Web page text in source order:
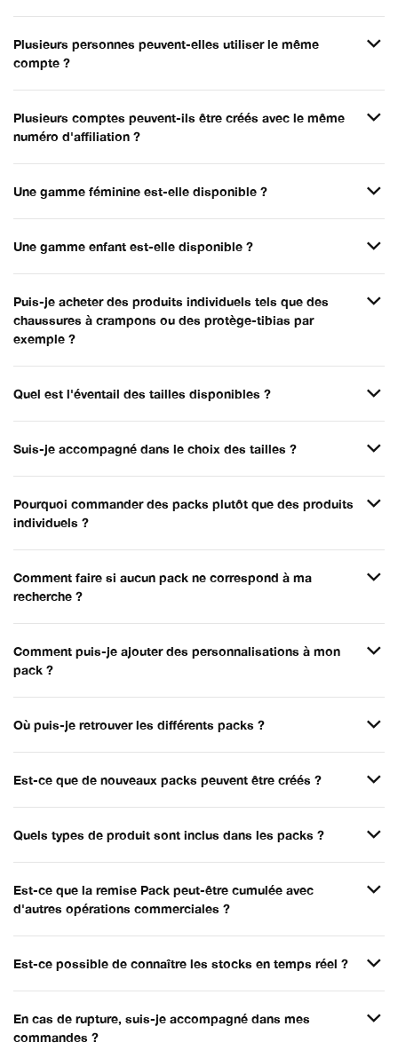
Plusieurs personnes peuvent-elles utiliser le même
compte ?
Plusieurs comptes peuvent-ils être créés avec le même
numéro d'affiliation ?
Une gamme féminine est-elle disponible ?
Une gamme enfant est-elle disponible ?
Puis-je acheter des produits individuels tels que des
chaussures à crampons ou des protège-tibias par
exemple ?
Quel est l'éventail des tailles disponibles ?
Suis-je accompagné dans le choix des tailles ?
Pourquoi commander des packs plutôt que des produits
individuels ?
Comment faire si aucun pack ne correspond à ma
recherche ?
Comment puis-je ajouter des personnalisations à mon
pack ?
Où puis-je retrouver les différents packs ?
Est-ce que de nouveaux packs peuvent être créés ?
Quels types de produit sont inclus dans les packs ?
Est-ce que la remise Pack peut-être cumulée avec
d'autres opérations commerciales ?
Est-ce possible de connaître les stocks en temps réel ?
En cas de rupture, suis-je accompagné dans mes
commandes ?